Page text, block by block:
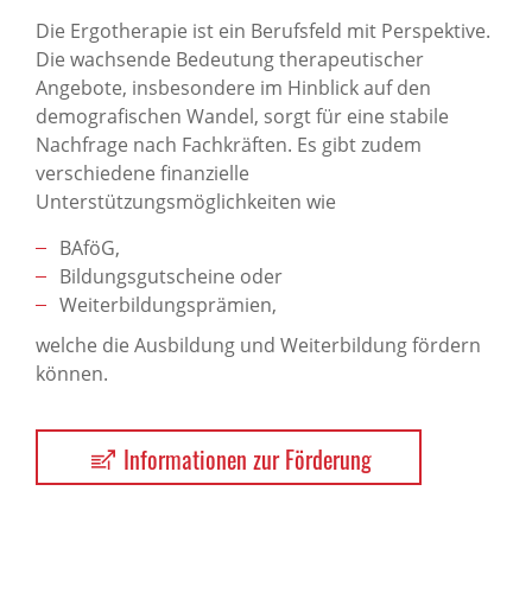
Die Ergotherapie ist ein Berufsfeld mit Perspektive.
Die wachsende Bedeutung therapeutischer
Angebote, insbesondere im Hinblick auf den
demografischen Wandel, sorgt für eine stabile
Nachfrage nach Fachkräften. Es gibt zudem
verschiedene finanzielle
Unterstützungsmöglichkeiten wie
BAföG,
Bildungsgutscheine oder
Weiterbildungsprämien,
welche die Ausbildung und Weiterbildung fördern
können.
Informationen zur Förderung